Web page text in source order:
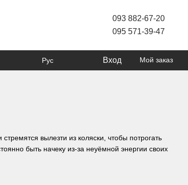
093 882-67-20
095 571-39-47
Рус Вход Мой заказ
вылезти из коляски, чтобы потрогать
быть начеку из-за неуёмной энергии своих